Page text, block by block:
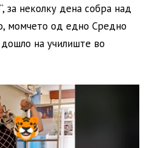
за неколку дена собра над
момчето од едно Средно
на училиште во